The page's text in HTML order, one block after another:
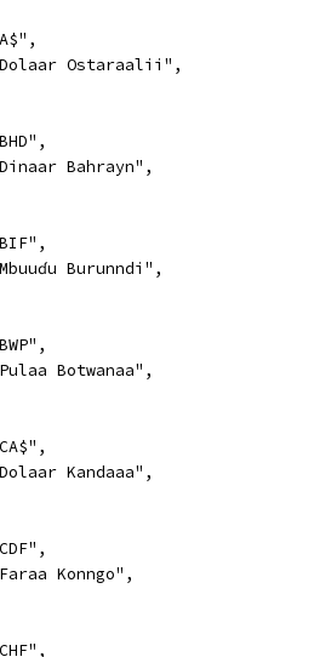
Ostaraalii",
Bahrayn",
Burunndi",
Botwanaa",
Kandaaa",
Konngo",